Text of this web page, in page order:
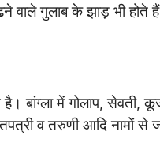
वाले गुलाब के झाड़ भी होते
है।बांग्ला में गोलाप,
व तरुणी आदि नामों से